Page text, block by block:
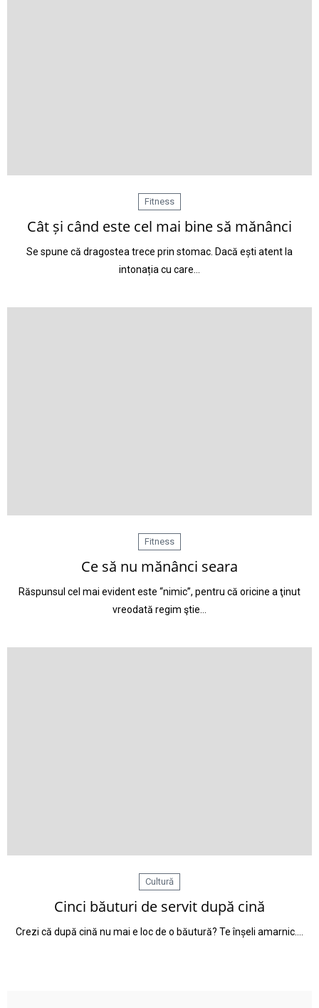
Fitness
Cât și când este cel mai bine să mănânci
Se spune că dragostea trece prin stomac. Dacă ești atent la
intonația cu care…
Fitness
Ce să nu mănânci seara
Răspunsul cel mai evident este “nimic”, pentru că oricine a ţinut
vreodată regim ştie…
Cultură
Cinci băuturi de servit după cină
Crezi că după cină nu mai e loc de o băutură? Te înșeli amarnic.…